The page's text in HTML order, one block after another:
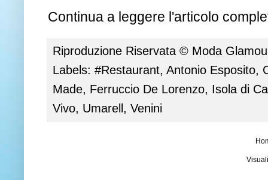
Continua a leggere l'articolo
Riproduzione Riservata © Moda
Labels: #Restaurant, Antonio Esposito,
Made, Ferruccio De Lorenzo, Isola di
Vivo, Umarell, Venini